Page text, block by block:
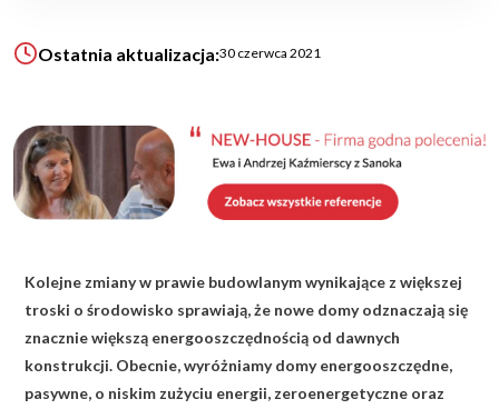
Ogrody
KALKULATOR BUDOWY
BLOG
O NAS
KONAKT
ZAPISZ SIĘ
Ostatnia aktualizacja:30 czerwca 2021
Kolejne zmiany w prawie budowlanym wynikające z większej
troski o środowisko sprawiają, że nowe domy odznaczają się
znacznie większą energooszczędnością od dawnych
konstrukcji. Obecnie, wyróżniamy domy energooszczędne,
pasywne, o niskim zużyciu energii, zeroenergetyczne oraz